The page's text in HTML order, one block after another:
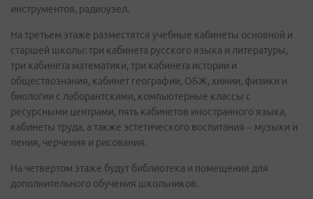
инструментов, радиоузел.
На третьем этаже разместятся учебные кабинеты основной и
старшей школы: три кабинета русского языка и литературы,
три кабинета математики, три кабинета истории и
обществознания, кабинет географии, ОБЖ, химии, физики и
биологии с лаборантскими, компьютерные классы с
ресурсными центрами, пять кабинетов иностранного языка,
кабинеты труда, а также эстетического воспитания – музыки и
пения, черчения и рисования.
На четвертом этаже будут библиотека и помещения для
дополнительного обучения школьников.